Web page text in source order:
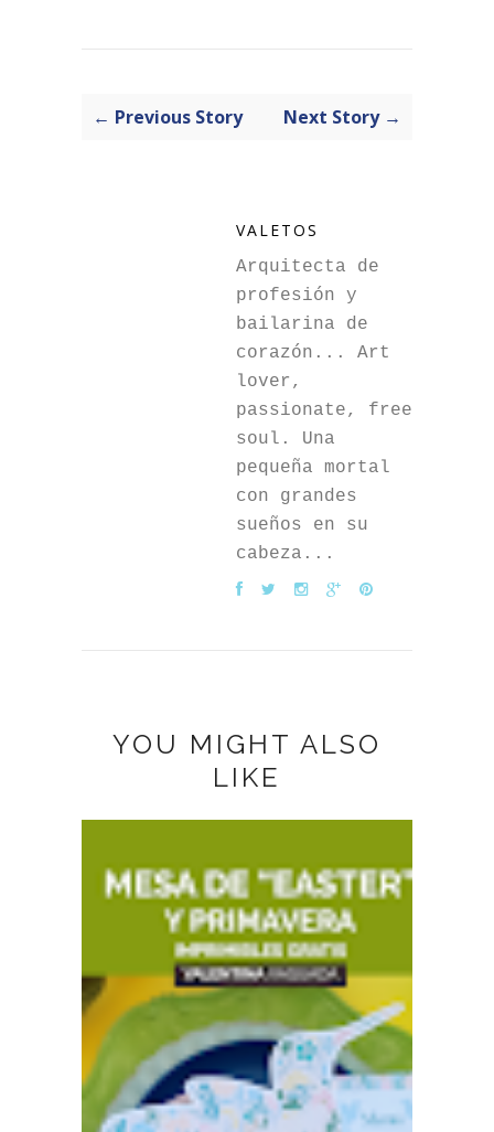
← Previous Story Next Story →
VALETOS
Arquitecta de
profesión y
bailarina de
corazón... Art
lover,
passionate, free
soul. Una
pequeña mortal
con grandes
sueños en su
cabeza...
YOU MIGHT ALSO
LIKE